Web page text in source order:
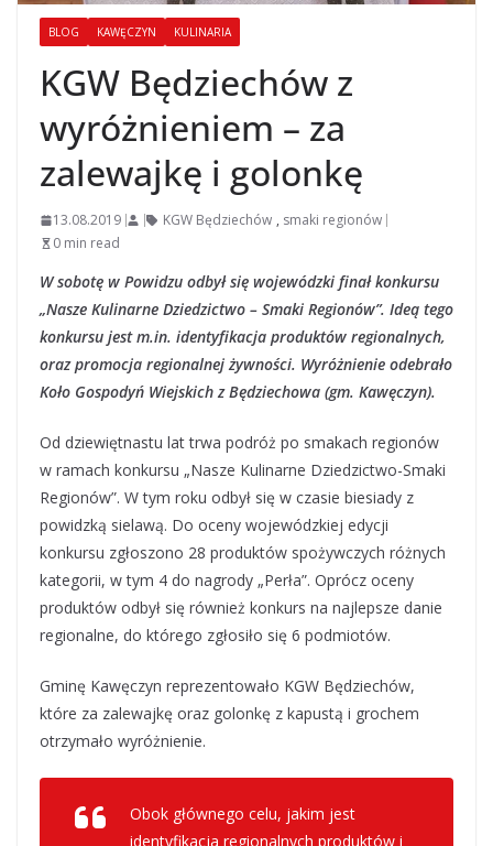
BLOG KAWĘCZYN KULINARIA
KGW Będziechów z
wyróżnieniem – za
zalewajkę i golonkę
13.08.2019 KGW Będziechów , smaki regionów
0 min read
W sobotę w Powidzu odbył się wojewódzki finał konkursu
„Nasze Kulinarne Dziedzictwo – Smaki Regionów”. Ideą tego
konkursu jest m.in. identyfikacja produktów regionalnych,
oraz promocja regionalnej żywności. Wyróżnienie odebrało
Koło Gospodyń Wiejskich z Będziechowa (gm. Kawęczyn).
Od dziewiętnastu lat trwa podróż po smakach regionów
w ramach konkursu „Nasze Kulinarne Dziedzictwo-Smaki
Regionów”. W tym roku odbył się w czasie biesiady z
powidzką sielawą. Do oceny wojewódzkiej edycji
konkursu zgłoszono 28 produktów spożywczych różnych
kategorii, w tym 4 do nagrody „Perła”. Oprócz oceny
produktów odbył się również konkurs na najlepsze danie
regionalne, do którego zgłosiło się 6 podmiotów.
Gminę Kawęczyn reprezentowało KGW Będziechów,
które za zalewajkę oraz golonkę z kapustą i grochem
otrzymało wyróżnienie.
Obok głównego celu, jakim jest
identyfikacja regionalnych produktów i